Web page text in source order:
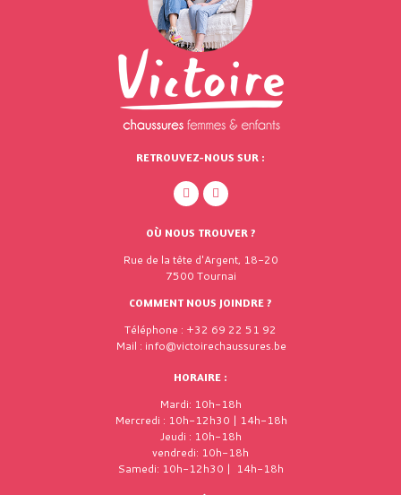
RETROUVEZ-NOUS SUR :
OÙ NOUS TROUVER ?
Rue de la tête d'Argent, 18-20
7500 Tournai
COMMENT NOUS JOINDRE ?
Téléphone : +32 69 22 51 92
Mail : info@victoirechaussures.be
HORAIRE :
Mardi: 10h-18h
Mercredi : 10h-12h30 | 14h-18h
Jeudi : 10h-18h
vendredi: 10h-18h
Samedi: 10h-12h30 | 14h-18h